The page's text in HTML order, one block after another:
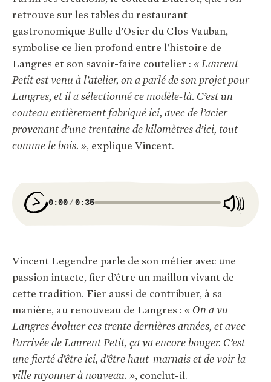
retrouve sur les tables du restaurant
gastronomique Bulle d’Osier du Clos Vauban,
symbolise ce lien profond entre l’histoire de
Langres et son savoir-faire coutelier : « Laurent
Petit est venu à l’atelier, on a parlé de son projet pour
Langres, et il a sélectionné ce modèle-là. C’est un
couteau entièrement fabriqué ici, avec de l’acier
provenant d’une trentaine de kilomètres d’ici, tout
comme le bois. », explique Vincent.
0:00 0:35
Vincent Legendre parle de son métier avec une
passion intacte, fier d’être un maillon vivant de
cette tradition. Fier aussi de contribuer, à sa
manière, au renouveau de Langres : « On a vu
Langres évoluer ces trente dernières années, et avec
l’arrivée de Laurent Petit, ça va encore bouger. C’est
une fierté d’être ici, d’être haut-marnais et de voir la
ville rayonner à nouveau. », conclut-il.